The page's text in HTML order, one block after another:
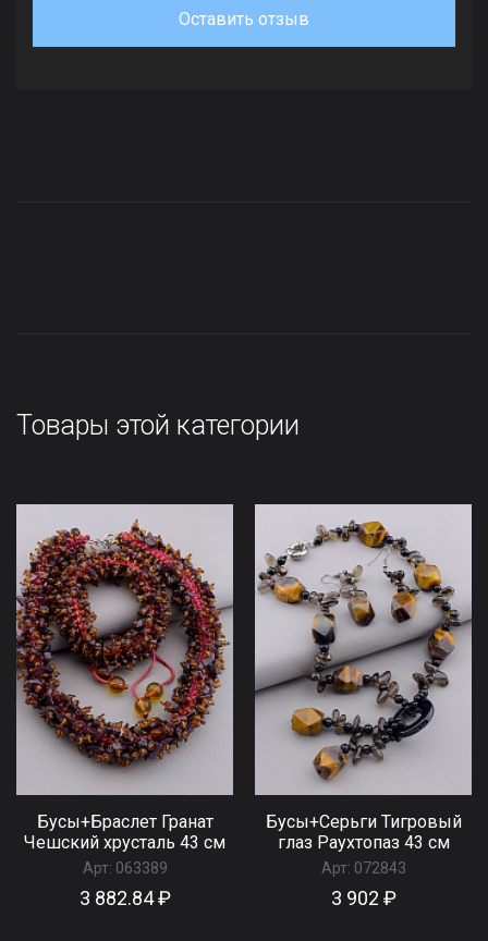
Оставить отзыв
Товары этой категории
Бусы+Браслет Гранат
Чешский хрусталь 43 см
Арт: 063389
3 882.84 ₽
Бусы+Серьги Тигровый
глаз Раухтопаз 43 см
Арт: 072843
3 902 ₽